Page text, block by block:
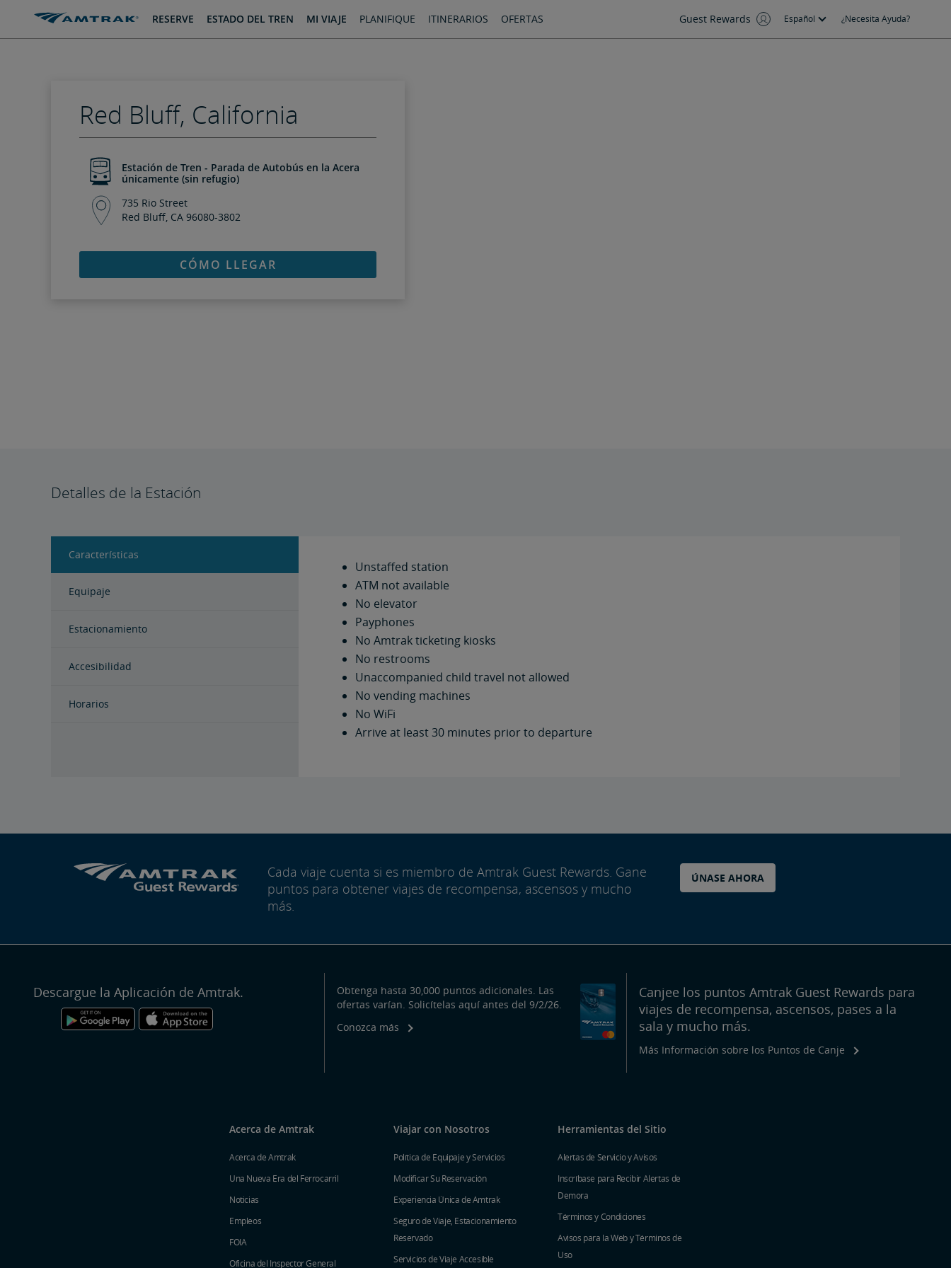
saltar
saltar RESERVE ESTADO DEL TREN MI VIAJE PLANIFIQUE ITINERARIOS OFERTAS Guest Rewards Español ¿Necesita Ayuda?
Red Bluff, California
Estación de Tren - Parada de Autobús en la Acera
únicamente (sin refugio)
735 Rio Street
Red Bluff, CA 96080-3802
CÓMO LLEGAR
Detalles de la Estación
Características
Equipaje
Estacionamiento
Accesibilidad
Horarios
Unstaffed station
ATM not available
No elevator
Payphones
No Amtrak ticketing kiosks
No restrooms
Unaccompanied child travel not allowed
No vending machines
No WiFi
Arrive at least 30 minutes prior to departure
Cada viaje cuenta si es miembro de Amtrak Guest Rewards. Gane
puntos para obtener viajes de recompensa, ascensos y mucho
más.
ÚNASE AHORA
Descargue la Aplicación de Amtrak.
Obtenga hasta 30,000 puntos adicionales. Las
ofertas varían. Solicítelas aquí antes del 9/2/26.
Conozca más
Canjee los puntos Amtrak Guest Rewards para
viajes de recompensa, ascensos, pases a la
sala y mucho más.
Más Información sobre los Puntos de Canje
Acerca de Amtrak
Acerca de Amtrak
Una Nueva Era del Ferrocarril
Noticias
Empleos
FOIA
Oficina del Inspector General
Viajar con Nosotros
Política de Equipaje y Servicios
Modificar Su Reservación
Experiencia Única de Amtrak
Seguro de Viaje, Estacionamiento
Reservado
Servicios de Viaje Accesible
Herramientas del Sitio
Alertas de Servicio y Avisos
Inscríbase para Recibir Alertas de
Demora
Términos y Condiciones
Avisos para la Web y Términos de
Uso